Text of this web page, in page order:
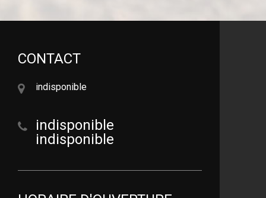
CONTACT
indisponible
indisponible
indisponible